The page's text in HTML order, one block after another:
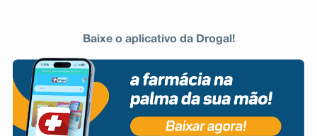
Baixe o aplicativo da Drogal!